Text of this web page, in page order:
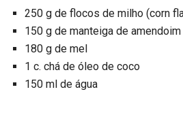
250 g de flocos de milho (corn
150 g de manteiga de
180 g de mel
1 c. chá de óleo de coco
150 ml de água